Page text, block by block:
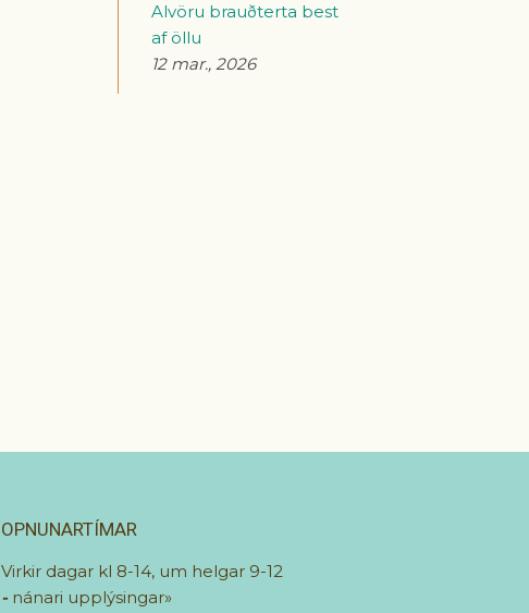
Alvöru brauðterta best
af öllu
12 mar., 2026
OPNUNARTÍMAR
Virkir dagar kl 8-14, um helgar 9-12
- nánari upplýsingar»